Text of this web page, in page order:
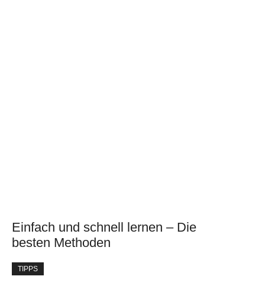
Einfach und schnell lernen – Die
besten Methoden
TIPPS